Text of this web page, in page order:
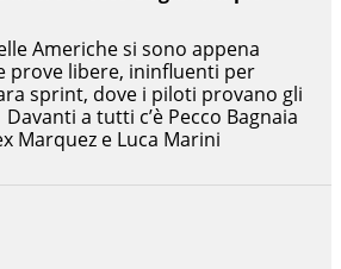
Americhe si sono appena
prove libere, ininfluenti per
sprint, dove i piloti provano gli
a tutti c’è Pecco Bagnaia
Marquez e Luca Marini